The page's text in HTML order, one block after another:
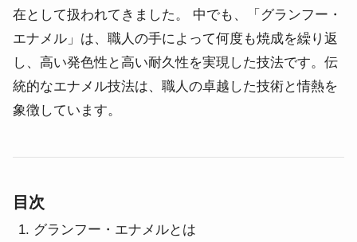
在として扱われてきました。 中でも、「グランフー・
エナメル」は、職人の手によって何度も焼成を繰り返
し、高い発色性と高い耐久性を実現した技法です。伝
統的なエナメル技法は、職人の卓越した技術と情熱を
象徴しています。
目次
グランフー・エナメルと は